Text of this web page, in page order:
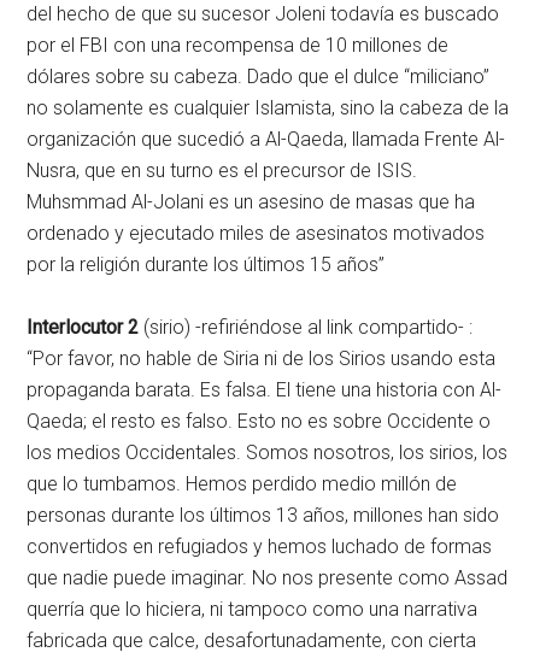
del hecho de que su sucesor Joleni todavía es buscado
por el FBI con una recompensa de 10 millones de
dólares sobre su cabeza. Dado que el dulce “miliciano”
no solamente es cualquier Islamista, sino la cabeza de la
organización que sucedió a Al-Qaeda, llamada Frente Al-
Nusra, que en su turno es el precursor de ISIS.
Muhsmmad Al-Jolani es un asesino de masas que ha
ordenado y ejecutado miles de asesinatos motivados
por la religión durante los últimos 15 años”
Interlocutor 2 (sirio) -refiriéndose al link compartido- :
“Por favor, no hable de Siria ni de los Sirios usando esta
propaganda barata. Es falsa. El tiene una historia con Al-
Qaeda; el resto es falso. Esto no es sobre Occidente o
los medios Occidentales. Somos nosotros, los sirios, los
que lo tumbamos. Hemos perdido medio millón de
personas durante los últimos 13 años, millones han sido
convertidos en refugiados y hemos luchado de formas
que nadie puede imaginar. No nos presente como Assad
querría que lo hiciera, ni tampoco como una narrativa
fabricada que calce, desafortunadamente, con cierta